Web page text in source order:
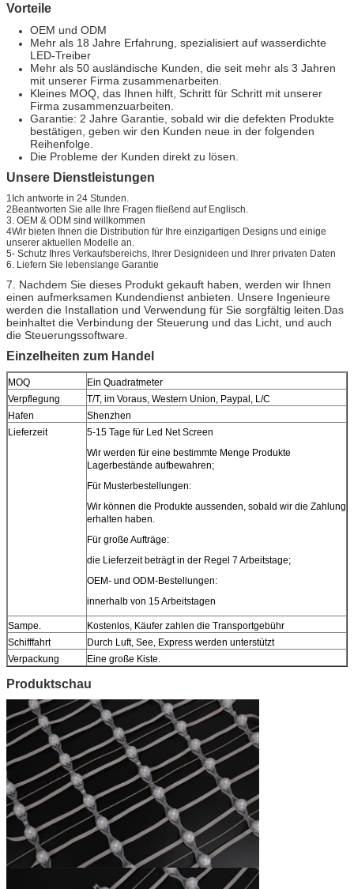
Vorteile
OEM und ODM
Mehr als 18 Jahre Erfahrung, spezialisiert auf wasserdichte
LED-Treiber
Mehr als 50 ausländische Kunden, die seit mehr als 3 Jahren
mit unserer Firma zusammenarbeiten.
Kleines MOQ, das Ihnen hilft, Schritt für Schritt mit unserer
Firma zusammenzuarbeiten.
Garantie: 2 Jahre Garantie, sobald wir die defekten Produkte
bestätigen, geben wir den Kunden neue in der folgenden
Reihenfolge.
Die Probleme der Kunden direkt zu lösen.
Unsere Dienstleistungen
1Ich antworte in 24 Stunden.
2Beantworten Sie alle Ihre Fragen fließend auf Englisch.
3. OEM & ODM sind willkommen
4Wir bieten Ihnen die Distribution für Ihre einzigartigen Designs und einige
unserer aktuellen Modelle an.
5- Schutz Ihres Verkaufsbereichs, Ihrer Designideen und Ihrer privaten Daten
6. Liefern Sie lebenslange Garantie
7. Nachdem Sie dieses Produkt gekauft haben, werden wir Ihnen
einen aufmerksamen Kundendienst anbieten. Unsere Ingenieure
werden die Installation und Verwendung für Sie sorgfältig leiten.Das
beinhaltet die Verbindung der Steuerung und das Licht, und auch
die Steuerungssoftware.
Einzelheiten zum Handel
MOQ
Ein Quadratmeter
Verpflegung
T/T, im Voraus, Western Union, Paypal, L/C
Hafen
Shenzhen
Lieferzeit
5-15 Tage für Led Net Screen
Wir werden für eine bestimmte Menge Produkte
Lagerbestände aufbewahren;
Für Musterbestellungen:
Wir können die Produkte aussenden, sobald wir die Zahlung
erhalten haben.
Für große Aufträge:
die Lieferzeit beträgt in der Regel 7 Arbeitstage;
OEM- und ODM-Bestellungen:
innerhalb von 15 Arbeitstagen
Sampe.
Kostenlos, Käufer zahlen die Transportgebühr
Schifffahrt
Durch Luft, See, Express werden unterstützt
Verpackung
Eine große Kiste.
Produktschau